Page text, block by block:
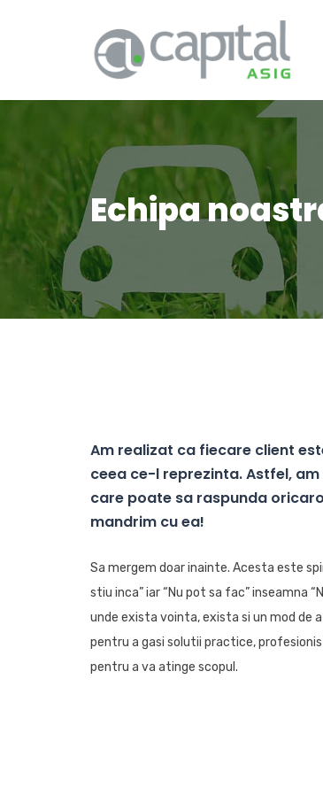
Echipa
Am realizat ca fiecare client
ceea ce-l reprezinta. Astfel,
care poate sa raspunda
mandrim cu ea!
Sa mergem doar inainte. Acesta este
stiu inca” iar “Nu pot sa fac” inseamna
unde exista vointa, exista si un mod de
pentru a gasi solutii practice,
pentru a va atinge scopul.